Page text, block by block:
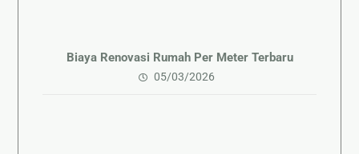
Biaya Renovasi Rumah Per Meter Terbaru
05/03/2026